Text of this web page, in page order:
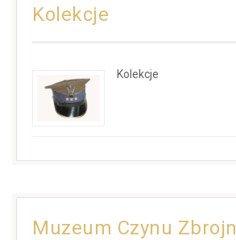
Kolekcje
Kolekcje
Muzeum Czynu